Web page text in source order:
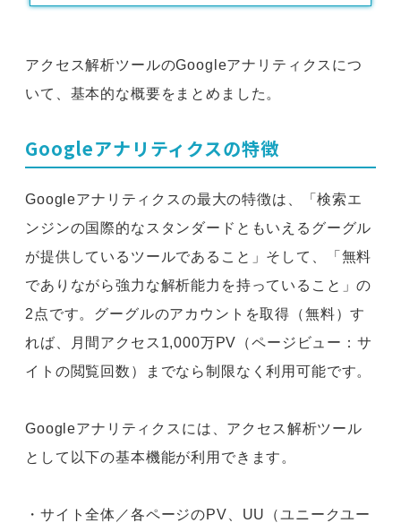
アクセス解析ツールのGoogleアナリティクスにつ
いて、基本的な概要をまとめました。
Googleアナリティクスの特徴
Googleアナリティクスの最大の特徴は、「検索エ
ンジンの国際的なスタンダードともいえるグーグル
が提供しているツールであること」そして、「無料
でありながら強力な解析能力を持っていること」の
2点です。グーグルのアカウントを取得（無料）す
れば、月間アクセス1,000万PV（ページビュー：サ
イトの閲覧回数）までなら制限なく利用可能です。
Googleアナリティクスには、アクセス解析ツール
として以下の基本機能が利用できます。
・サイト全体／各ページのPV、UU（ユニークユー